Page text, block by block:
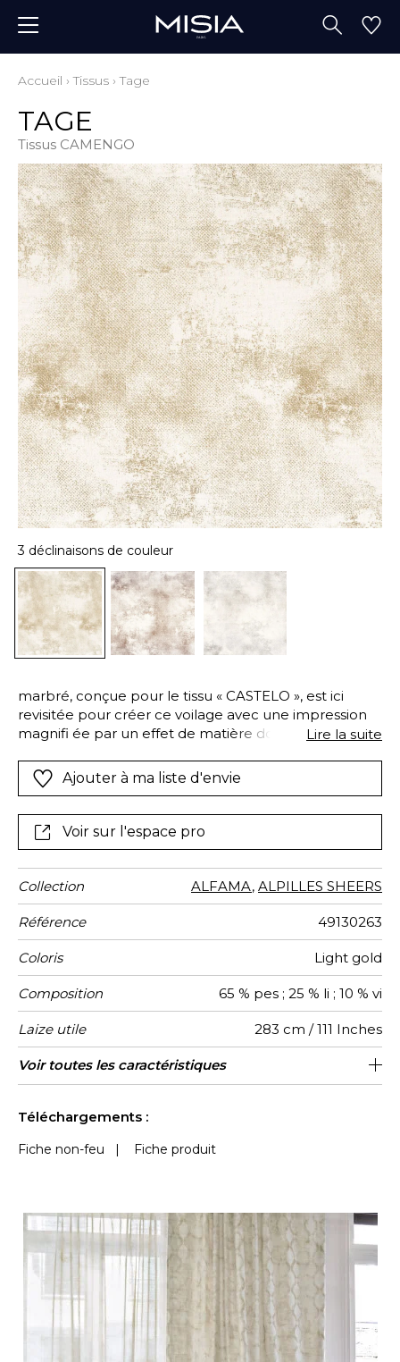
Accueil ›Tissus ›Tage
TAGE
Tissus CAMENGO
3 déclinaisons de couleur
marbré, conçue pour le tissu « CASTELO », est ici
revisitée pour créer ce voilage avec une impression
magnifi ée par un effet de matière doré, argenté ou
Lire la suite
Ajouter à ma liste d'envie
Voir sur l'espace pro
Collection ALFAMA, ALPILLES SHEERS
Référence 49130263
Coloris Light gold
Composition 65 % pes ; 25 % li ; 10 % vi
Laize utile 283 cm / 111 Inches
Raccord Raccord droit
Sens De large
Poids g/m² 115
Performance
Accoustique
aw - 0.15
Usage
Entretien
Pays
d'origine
Turquie
Voir toutes les caractéristiques
Téléchargements :
Fiche non-feu | Fiche produit